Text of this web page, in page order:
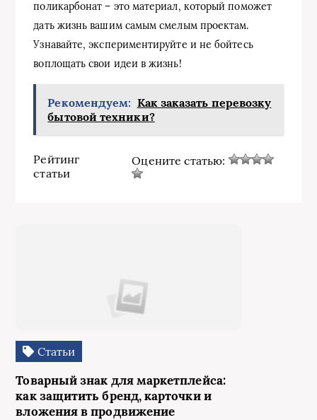
поликарбонат – это материал, который поможет
дать жизнь вашим самым смелым проектам.
Узнавайте, экспериментируйте и не бойтесь
воплощать свои идеи в жизнь!
Рекомендуем: Как заказать перевозку
бытовой техники?
Рейтинг
статьи
Оцените статью:
Статьи
Товарный знак для маркетплейса:
как защитить бренд, карточки и
вложения в продвижение